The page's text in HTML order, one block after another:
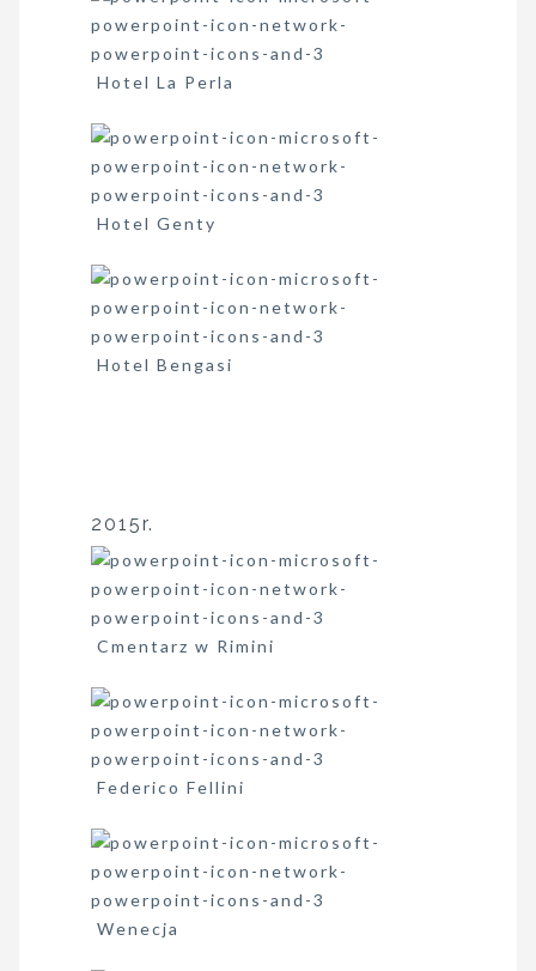
Hotel La Perla
Hotel Genty
Hotel Bengasi
2015r.
Cmentarz w Rimini
Federico Fellini
Wenecja